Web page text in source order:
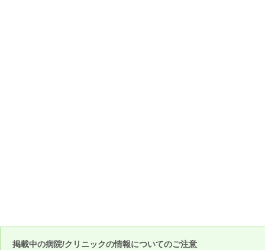
掲載中の病院/クリニックの情報についてのご注意